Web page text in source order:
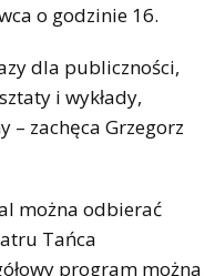
o godzinie 16.
dla publiczności,
i wykłady,
– zachęca Grzegorz
można odbierać
Tańca
program można